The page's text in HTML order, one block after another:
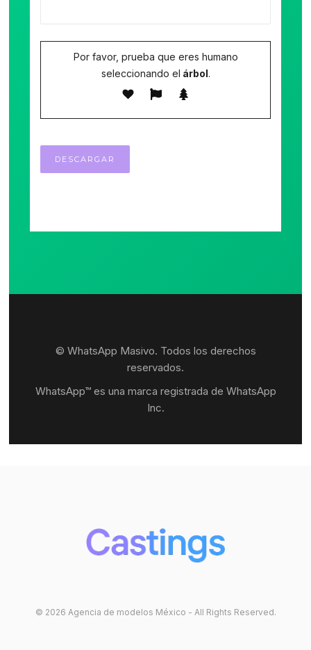
Por favor, prueba que eres humano
seleccionando el árbol.
© WhatsApp Masivo. Todos los derechos
reservados.
WhatsApp™ es una marca registrada de WhatsApp
Inc.
© 2026 Agencia de modelos México - All Rights Reserved.